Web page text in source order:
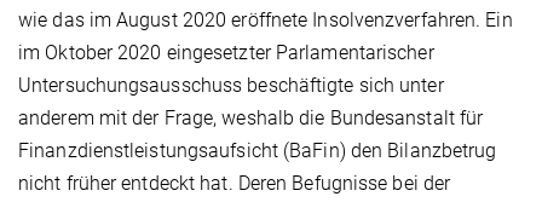
wie das im August 2020 eröffnete Insolvenzverfahren. Ein
im Oktober 2020 eingesetzter Parlamentarischer
Untersuchungsausschuss beschäftigte sich unter
anderem mit der Frage, weshalb die Bundesanstalt für
Finanzdienstleistungsaufsicht (BaFin) den Bilanzbetrug
nicht früher entdeckt hat. Deren Befugnisse bei der